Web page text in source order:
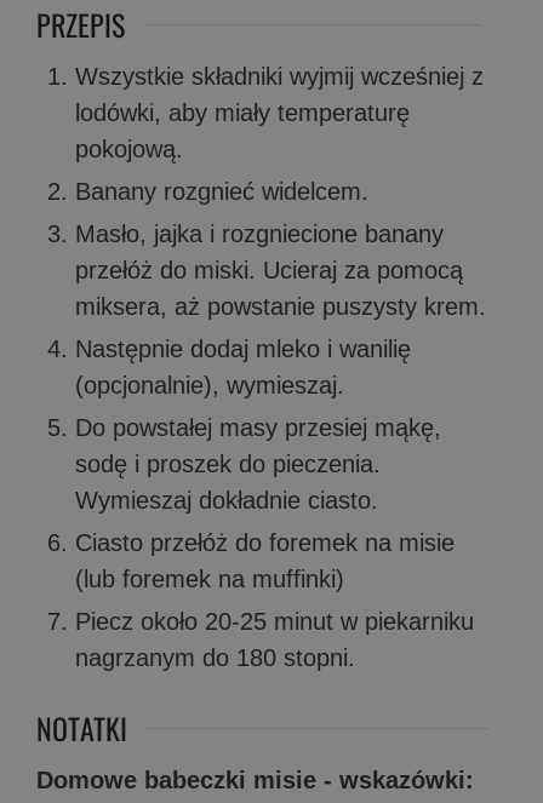
PRZEPIS
Wszystkie składniki wyjmij wcześniej z
lodówki, aby miały temperaturę
pokojową.
Banany rozgnieć widelcem.
Masło, jajka i rozgniecione banany
przełóż do miski. Ucieraj za pomocą
miksera, aż powstanie puszysty krem.
Następnie dodaj mleko i wanilię
(opcjonalnie), wymieszaj.
Do powstałej masy przesiej mąkę,
sodę i proszek do pieczenia.
Wymieszaj dokładnie ciasto.
Ciasto przełóż do foremek na misie
(lub foremek na muffinki)
Piecz około 20-25 minut w piekarniku
nagrzanym do 180 stopni.
NOTATKI
Domowe babeczki misie - wskazówki: